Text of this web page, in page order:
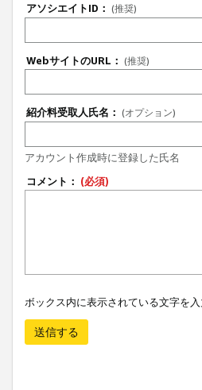
アソシエイトID： (推奨)
WebサイトのURL： (推奨)
紹介料受取人氏名： (オプション)
アカウント作成時に登録した氏名
コメント： (必須)
ボックス内に表示されている文字を入
送信する